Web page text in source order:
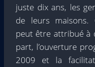
juste dix ans, les
de leurs maisons.
peut être attribué à
part, l’ouverture
2009 et la